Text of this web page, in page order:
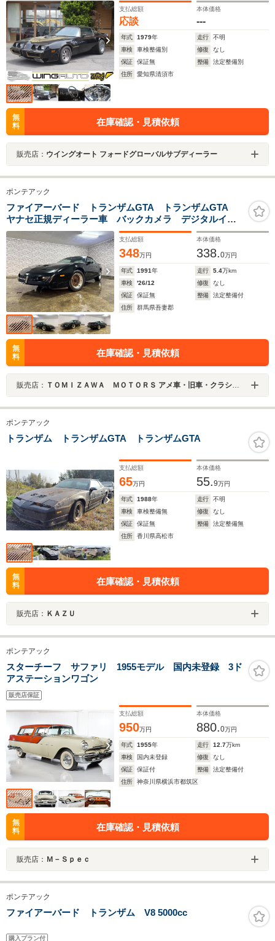
支払総額
応談
本体価格
---
年式 1979年 走行
不明
車検
車検整備別 修復
なし
保証
保証無 整備
法定整備別
住所
愛知県清須市
無
料
在庫確認・見積依頼
販売店： ウイングオート フォードグローバルサブディーラー
ポンテアック
ファイアーバード トランザムGTA トランザムGTA
ヤナセ正規ディーラー車 バックカメラ デジタルイン
ナーミラー ドラレコ BLUETOOTH
支払総額
348万円
本体価格
338.0万円
年式 1991年 走行 5.4万km
車検
'26/12 修復
なし
保証
保証無 整備
法定整備付
住所
群馬県吾妻郡
無
料
在庫確認・見積依頼
販売店： ＴＯＭＩＺＡＷＡ ＭＯＴＯＲＳ アメ車・旧車・クラシックカー専門店
ポンテアック
トランザム トランザムGTA トランザムGTA
支払総額
65万円
本体価格
55.9万円
年式 1988年 走行
不明
車検
車検整備無 修復
なし
保証
保証無 整備
法定整備無
住所
香川県高松市
無
料
在庫確認・見積依頼
販売店： ＫＡＺＵ
ポンテアック
スターチーフ サファリ 1955モデル 国内未登録 3ド
アステーションワゴン
販売店保証
支払総額
950万円
本体価格
880.0万円
年式 1955年 走行 12.7万km
車検
国内未登録 修復
なし
保証
保証付 整備
法定整備付
住所
神奈川県横浜市都筑区
無
料
在庫確認・見積依頼
販売店： Ｍ－Ｓｐｅｃ
ポンテアック
ファイアーバード トランザム V8 5000cc
購入プラン付